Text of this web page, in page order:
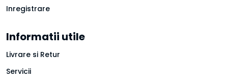
Inregistrare
Informatii utile
Livrare si Retur
Servicii